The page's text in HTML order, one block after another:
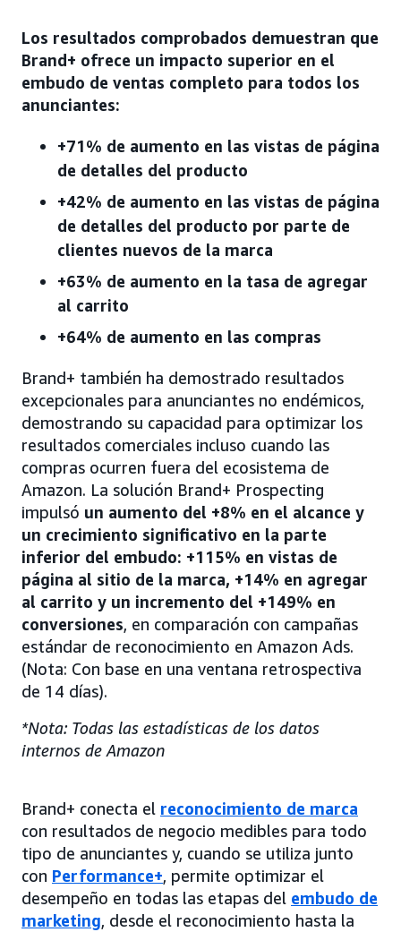
Los resultados comprobados demuestran que
Brand+ ofrece un impacto superior en el
embudo de ventas completo para todos los
anunciantes:
+71% de aumento en las vistas de página
de detalles del producto
+42% de aumento en las vistas de página
de detalles del producto por parte de
clientes nuevos de la marca
+63% de aumento en la tasa de agregar
al carrito
+64% de aumento en las compras
Brand+ también ha demostrado resultados
excepcionales para anunciantes no endémicos,
demostrando su capacidad para optimizar los
resultados comerciales incluso cuando las
compras ocurren fuera del ecosistema de
Amazon. La solución Brand+ Prospecting
impulsó un aumento del +8% en el alcance y
un crecimiento significativo en la parte
inferior del embudo: +115% en vistas de
página al sitio de la marca, +14% en agregar
al carrito y un incremento del +149% en
conversiones, en comparación con campañas
estándar de reconocimiento en Amazon Ads.
(Nota: Con base en una ventana retrospectiva
de 14 días).
*Nota: Todas las estadísticas de los datos
internos de Amazon
Brand+ conecta el reconocimiento de marca
con resultados de negocio medibles para todo
tipo de anunciantes y, cuando se utiliza junto
con Performance+, permite optimizar el
desempeño en todas las etapas del embudo de
marketing, desde el reconocimiento hasta la